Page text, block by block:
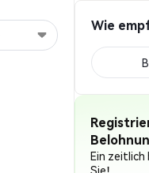
Wie
Ein
Sie!